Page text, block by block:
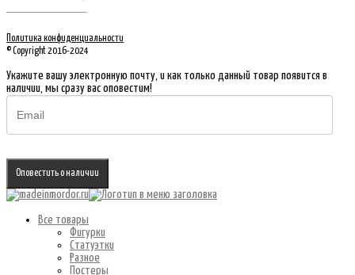
Политика конфиденциальности
© Copyright 2016-2024
Укажите вашу электронную почту, и как только данный товар появится в
наличии, мы сразу вас оповестим!
Оповестить о наличии
Все товары
Фигурки
Статуэтки
Разное
Постеры